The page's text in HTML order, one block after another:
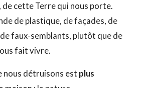
cette Terre qui nous porte.
de plastique, de façades, de
faux-semblants, plutôt que de
fait vivre.
nous détruisons est plus